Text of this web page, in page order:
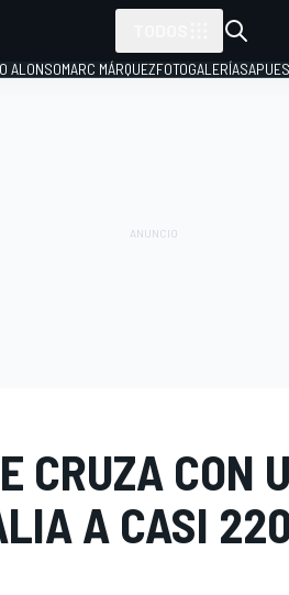
ALONSOMARC MÁRQUEZFOTOGALERÍAS
CRUZA CON
A CASI